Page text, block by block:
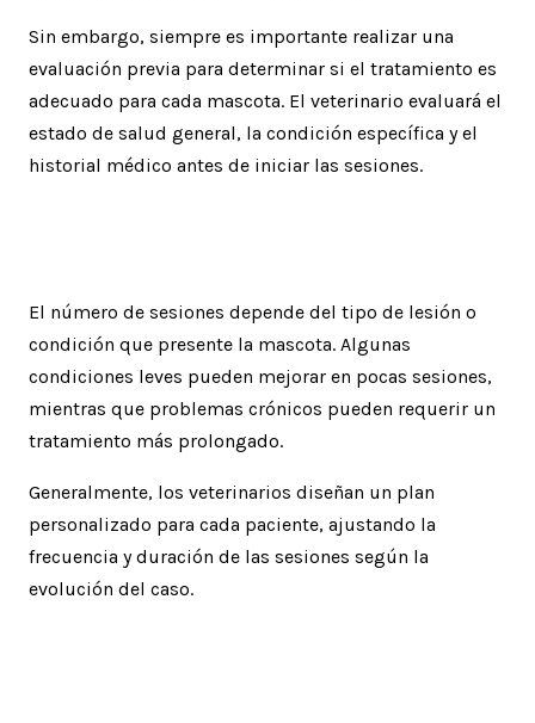
Sin embargo, siempre es importante realizar una
evaluación previa para determinar si el tratamiento es
adecuado para cada mascota. El veterinario evaluará el
estado de salud general, la condición específica y el
historial médico antes de iniciar las sesiones.
El número de sesiones depende del tipo de lesión o
condición que presente la mascota. Algunas
condiciones leves pueden mejorar en pocas sesiones,
mientras que problemas crónicos pueden requerir un
tratamiento más prolongado.
Generalmente, los veterinarios diseñan un plan
personalizado para cada paciente, ajustando la
frecuencia y duración de las sesiones según la
evolución del caso.